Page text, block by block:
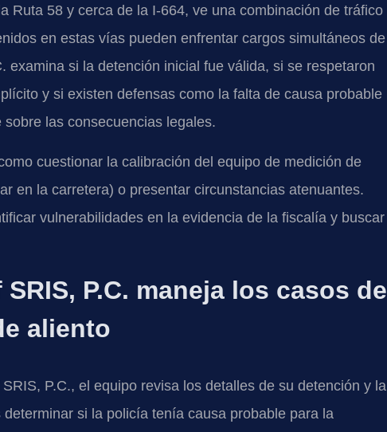
Ruta 58 y cerca de la I-664, ve una combinación de tráfico
en estas vías pueden enfrentar cargos simultáneos de
examina si la detención inicial fue válida, si se respetaron
y si existen defensas como la falta de causa probable
las consecuencias legales.
cuestionar la calibración del equipo de medición de
en la carretera) o presentar circunstancias atenuantes.
vulnerabilidades en la evidencia de la fiscalía y buscar
P.C. maneja los casos de
aliento
P.C., el equipo revisa los detalles de su detención y la
si la policía tenía causa probable para la